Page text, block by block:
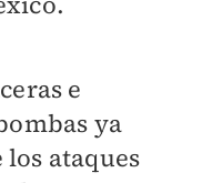
e
ya
ataques